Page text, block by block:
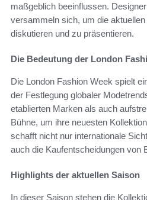
maßgeblich beeinflussen.
versammeln sich, um die
diskutieren und zu präsentieren.
Die Bedeutung der London
Die London Fashion Week spielt
der Festlegung globaler
etablierten Marken als auch
Bühne, um ihre neuesten
schafft nicht nur internationale
auch die Kaufentscheidungen von
Highlights der aktuellen Saison
In dieser Saison stehen die